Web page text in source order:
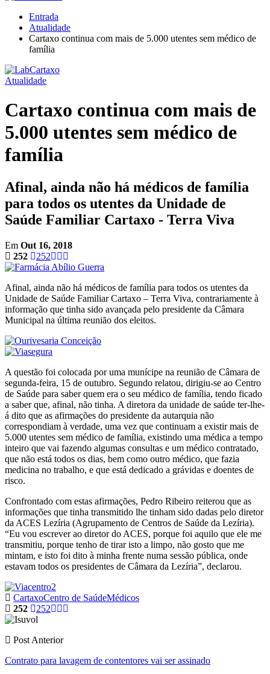
Entrada
Atualidade
Cartaxo continua com mais de 5.000 utentes sem médico de
família
Atualidade
Cartaxo continua com mais de
5.000 utentes sem médico de
família
Afinal, ainda não há médicos de família
para todos os utentes da Unidade de
Saúde Familiar Cartaxo - Terra Viva
Em Out 16, 2018
252
252
Afinal, ainda não há médicos de família para todos os utentes da
Unidade de Saúde Familiar Cartaxo – Terra Viva, contrariamente à
informação que tinha sido avançada pelo presidente da Câmara
Municipal na última reunião dos eleitos.
A questão foi colocada por uma munícipe na reunião de Câmara de
segunda-feira, 15 de outubro. Segundo relatou, dirigiu-se ao Centro
de Saúde para saber quem era o seu médico de família, tendo ficado
a saber que, afinal, não tinha. A diretora da unidade de saúde ter-lhe-
á dito que as afirmações do presidente da autarquia não
correspondiam à verdade, uma vez que continuam a existir mais de
5.000 utentes sem médico de família, existindo uma médica a tempo
inteiro que vai fazendo algumas consultas e um médico contratado,
que não está todos os dias, bem como outro médico, que fazia
medicina no trabalho, e que está dedicado a grávidas e doentes de
risco.
Confrontado com estas afirmações, Pedro Ribeiro reiterou que as
informações que tinha transmitido lhe tinham sido dadas pelo diretor
da ACES Lezíria (Agrupamento de Centros de Saúde da Lezíria).
“Eu vou escrever ao diretor do ACES, porque foi aquilo que ele me
transmitiu, porque tenho de tirar isto a limpo, não gosto que me
mintam, e isto foi dito à minha frente numa sessão pública, onde
estavam todos os presidentes de Câmara da Lezíria”, declarou.
CartaxoCentro de SaúdeMédicos
252
252
Post Anterior
Contrato para lavagem de contentores vai ser assinado